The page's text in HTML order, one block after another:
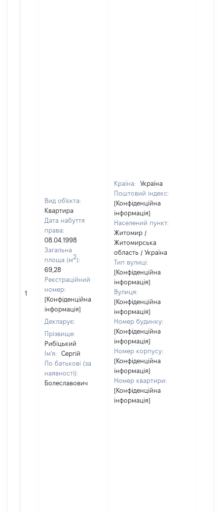
1
Вид об'єкта:
Квартира
Дата набуття
права:
08.04.1998
Загальна
площа (м2):
69,28
Реєстраційний
номер:
[Конфіденційна
інформація]
Декларує:
Прізвище:
Рибіцький
Ім'я:
Сергій
По батькові (за
наявності):
Болеславович
Країна:
Україна
Поштовий індекс:
[Конфіденційна
інформація]
Населений пункт:
Житомир /
Житомирська
область / Україна
Тип вулиці:
[Конфіденційна
інформація]
Вулиця:
[Конфіденційна
інформація]
Номер будинку:
[Конфіденційна
інформація]
Номер корпусу:
[Конфіденційна
інформація]
Номер квартири:
[Конфіденційна
інформація]